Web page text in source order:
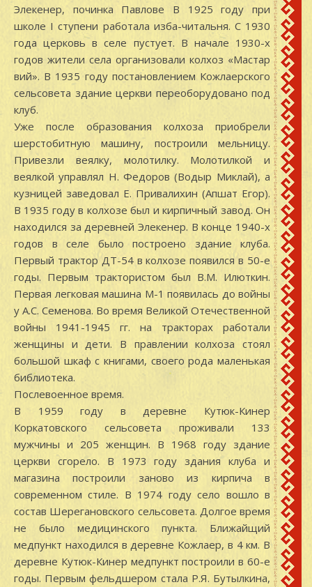
Элекенер, починка Павлове В 1925 году при
школе I ступени работала изба-читальня. С 1930
года церковь в селе пустует. В начале 1930-х
годов жители села организовали колхоз «Мастар
вий». В 1935 году постановлением Кожлаерского
сельсовета здание церкви переоборудовано под
клуб.
Уже после образования колхоза приобрели
шерстобитную машину, построили мельницу.
Привезли веялку, молотилку. Молотилкой и
веялкой управлял Н. Федоров (Водыр Миклай), а
кузницей заведовал Е. Привалихин (Апшат Егор).
В 1935 году в колхозе был и кирпичный завод. Он
находился за деревней Элекенер. В конце 1940-х
годов в селе было построено здание клуба.
Первый трактор ДТ-54 в колхозе появился в 50-е
годы. Первым трактористом был В.М. Илюткин.
Первая легковая машина М-1 появилась до войны
у А.С. Семенова. Во время Великой Отечественной
войны 1941-1945 гг. на тракторах работали
женщины и дети. В правлении колхоза стоял
большой шкаф с книгами, своего рода маленькая
библиотека.
Послевоенное время.
В 1959 году в деревне Кутюк-Кинер
Коркатовского сельсовета проживали 133
мужчины и 205 женщин. В 1968 году здание
церкви сгорело. В 1973 году здания клуба и
магазина построили заново из кирпича в
современном стиле. В 1974 году село вошло в
состав Шерегановского сельсовета. Долгое время
не было медицинского пункта. Ближайщий
медпункт находился в деревне Кожлаер, в 4 км. В
деревне Кутюк-Кинер медпункт построили в 60-е
годы. Первым фельдшером стала Р.Я. Бутылкина,